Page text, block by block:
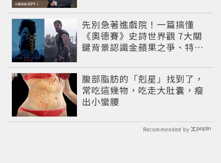
先別急著進戲院！一篇搞懂
《奧德賽》史詩世界觀 7大關
鍵背景認識金蘋果之爭、特洛
腹部脂肪的「剋星」找到了，
常吃這幾物，吃走大肚囊，瘦
出小蠻腰
PR
Recommended by